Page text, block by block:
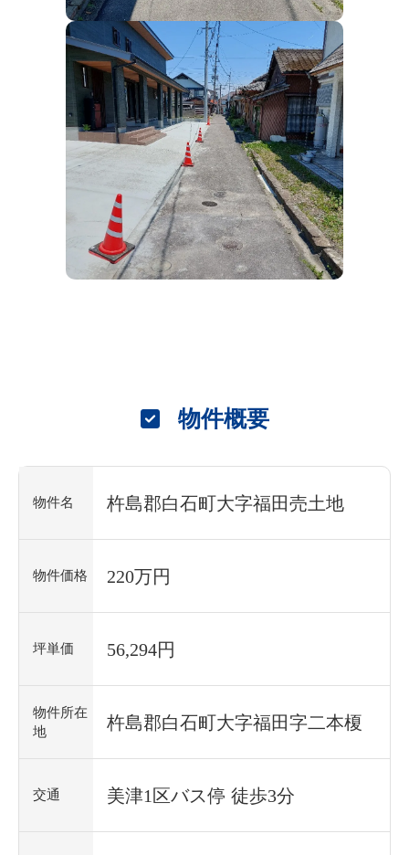
物件概要
物件名 杵島郡白石町大字福田売土地
物件価格 220万円
坪単価 56,294円
物件所在
地
杵島郡白石町大字福田字二本榎
交通 美津1区バス停 徒歩3分